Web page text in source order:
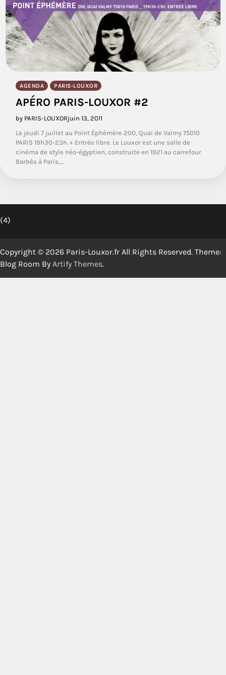
AGENDA PARIS-LOUXOR
APÉRO PARIS-LOUXOR #2
by PARIS-LOUXORjuin 13, 2011
Le jeudi 7 juillet au Point Éphémère 200, Quai de Valmy 75010
PARIS 19h30-23h. + Entrée libre. Le Louxor est une salle de
cinéma de style néo-égyptien, construite en 1921 au carrefour
Barbès à Paris,…
(4)
Copyright © 2026 Paris-Louxor.fr All Rights Reserved. Theme:
Blog Room By Artify Themes.